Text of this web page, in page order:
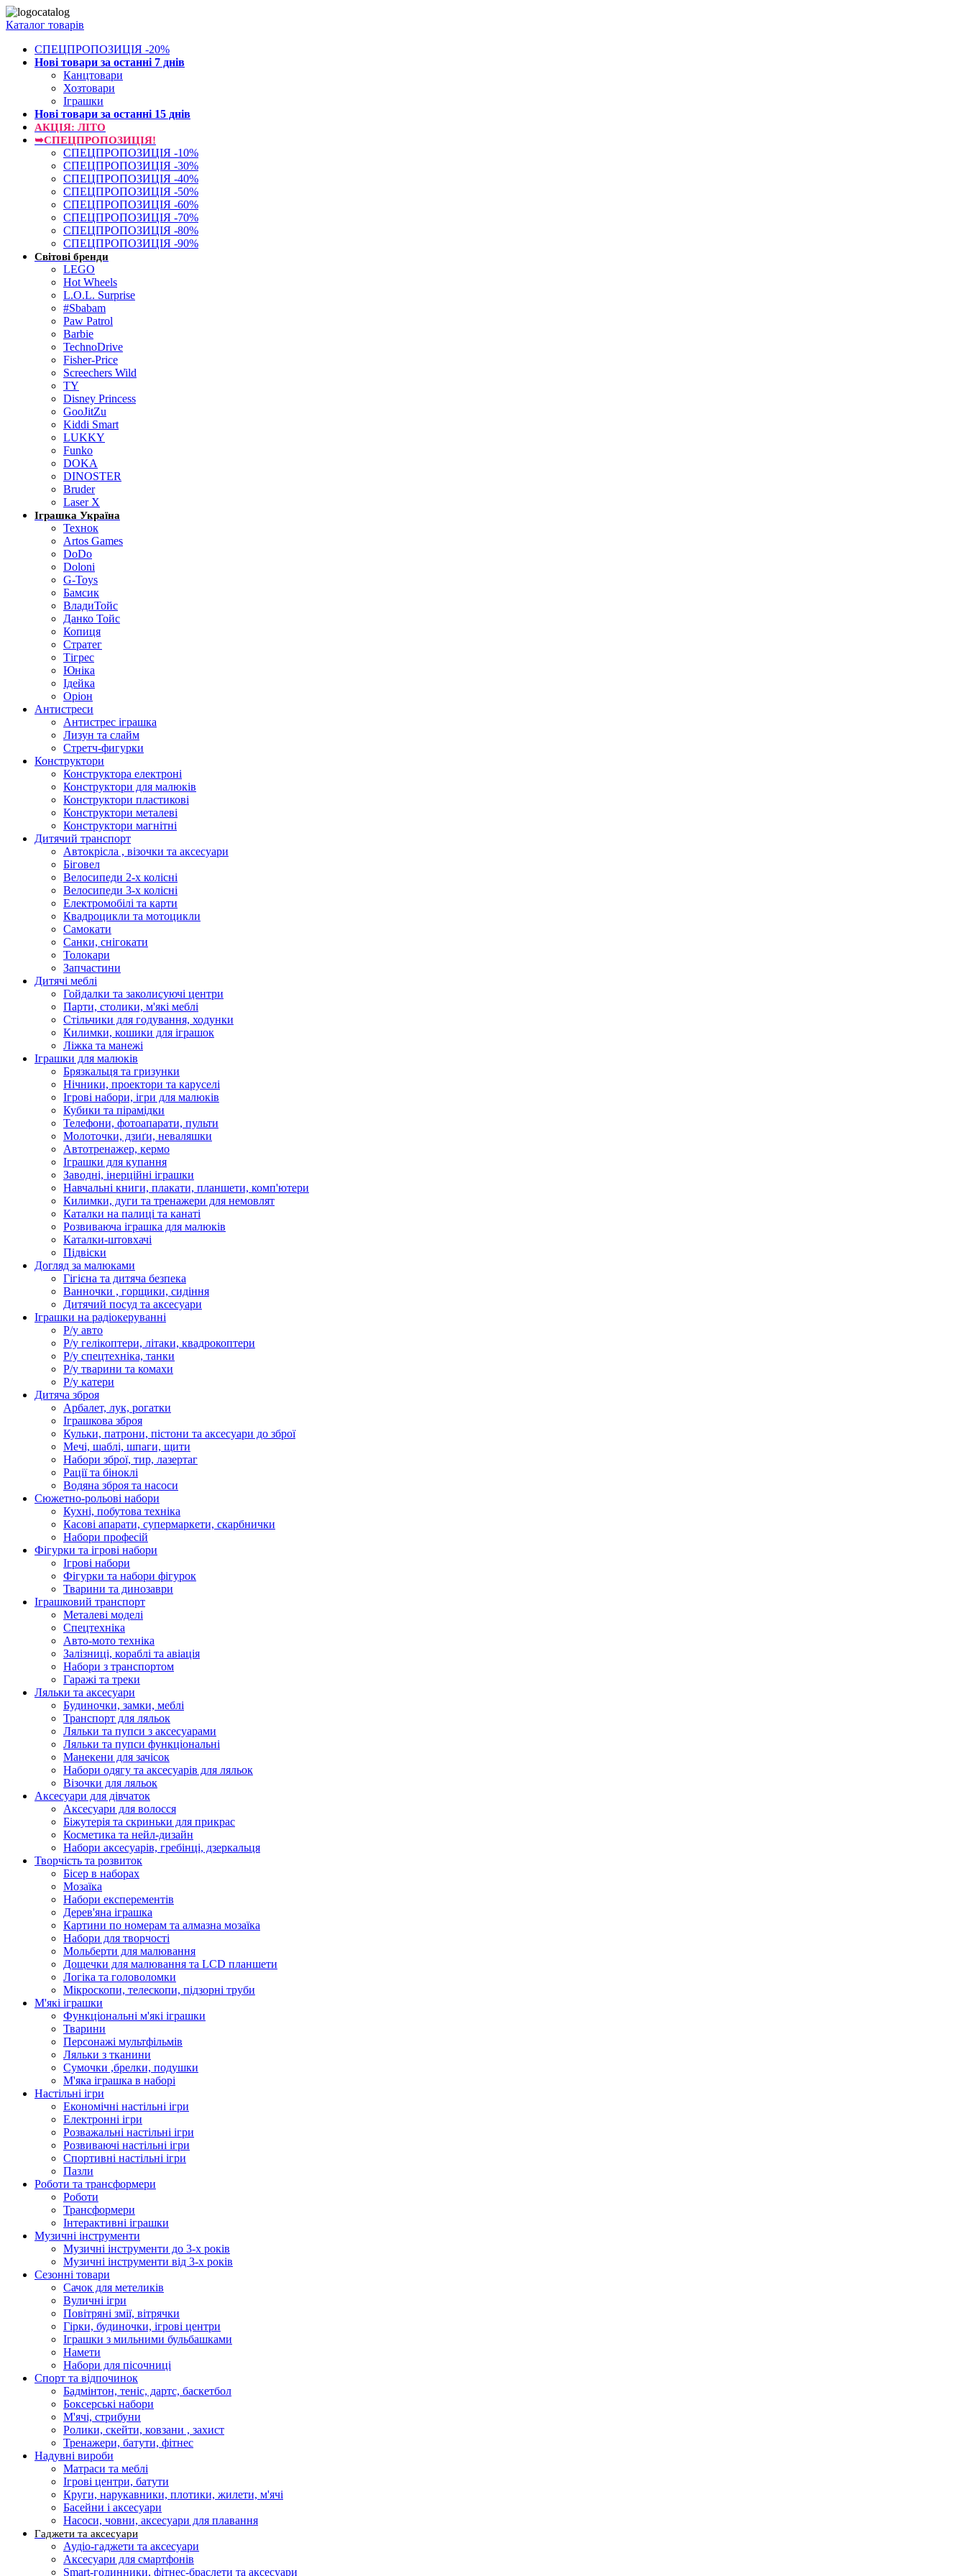
Каталог товарів
СПЕЦПРОПОЗИЦІЯ -20%
Нові товари за останнi 7 днiв
Канцтовари
Хозтовари
Іграшки
Нові товари за останнi 15 днiв
АКЦІЯ: ЛІТО
➥СПЕЦПРОПОЗИЦІЯ!
СПЕЦПРОПОЗИЦІЯ -10%
СПЕЦПРОПОЗИЦІЯ -30%
СПЕЦПРОПОЗИЦІЯ -40%
СПЕЦПРОПОЗИЦІЯ -50%
СПЕЦПРОПОЗИЦІЯ -60%
СПЕЦПРОПОЗИЦІЯ -70%
СПЕЦПРОПОЗИЦІЯ -80%
СПЕЦПРОПОЗИЦІЯ -90%
Світові бренди
LEGO
Hot Wheels
L.O.L. Surprise
#Sbabam
Paw Patrol
Barbie
TechnoDrive
Fisher-Price
Screechers Wild
TY
Disney Princess
GooJitZu
Kiddi Smart
LUKKY
Funko
DOKA
DINOSTER
Bruder
Laser X
Іграшка Україна
Технок
Artos Games
DoDo
Doloni
G-Toys
Бамсик
ВладиТойс
Данко Тойс
Копиця
Стратег
Тігрес
Юніка
Ідейка
Оріон
Антистреси
Антистрес іграшка
Лизун та слайм
Стретч-фигурки
Конструктори
Конструктора електроні
Конструктори для малюків
Конструктори пластикові
Конструктори металеві
Конструктори магнітні
Дитячий транспорт
Автокрісла , візочки та аксесуари
Біговел
Велосипеди 2-х колісні
Велосипеди 3-х колісні
Електромобілі та карти
Квадроцикли та мотоцикли
Самокати
Санки, снігокати
Толокари
Запчастини
Дитячі меблі
Гойдалки та заколисуючі центри
Парти, столики, м'які меблі
Стільчики для годування, ходунки
Килимки, кошики для іграшок
Ліжка та манежі
Іграшки для малюків
Брязкальця та гризунки
Нічники, проектори та каруселі
Ігрові набори, ігри для малюків
Кубики та пірамідки
Телефони, фотоапарати, пульти
Молоточки, дзиґи, неваляшки
Автотренажер, кермо
Іграшки для купання
Заводні, інерційні іграшки
Навчальні книги, плакати, планшети, комп'ютери
Килимки, дуги та тренажери для немовлят
Каталки на палиці та канаті
Розвиваюча іграшка для малюків
Каталки-штовхачі
Підвіски
Догляд за малюками
Гігієна та дитяча безпека
Ванночки , горщики, сидіння
Дитячий посуд та аксесуари
Іграшки на радіокеруванні
Р/у авто
Р/у гелікоптери, літаки, квадрокоптери
Р/у спецтехніка, танки
Р/у тварини та комахи
Р/у катери
Дитяча зброя
Арбалет, лук, рогатки
Іграшкова зброя
Кульки, патрони, пістони та аксесуари до зброї
Мечі, шаблі, шпаги, щити
Набори зброї, тир, лазертаг
Рації та біноклі
Водяна зброя та насоси
Сюжетно-рольові набори
Кухні, побутова техніка
Касові апарати, супермаркети, скарбнички
Набори професій
Фігурки та ігрові набори
Ігрові набори
Фігурки та набори фігурок
Тварини та динозаври
Іграшковий транспорт
Металеві моделі
Спецтехніка
Авто-мото техніка
Залізниці, кораблі та авіація
Набори з транспортом
Гаражі та треки
Ляльки та аксесуари
Будиночки, замки, меблі
Транспорт для ляльок
Ляльки та пупси з аксесуарами
Ляльки та пупси функціональні
Манекени для зачісок
Набори одягу та аксесуарів для ляльок
Візочки для ляльок
Аксесуари для дівчаток
Аксесуари для волосся
Біжутерія та скриньки для прикрас
Косметика та нейл-дизайн
Набори аксесуарів, гребінці, дзеркальця
Творчість та розвиток
Бісер в наборах
Мозаїка
Набори експерементів
Дерев'яна іграшка
Картини по номерам та алмазна мозаїка
Набори для творчості
Мольберти для малювання
Дощечки для малювання та LCD планшети
Логіка та головоломки
Мікроскопи, телескопи, підзорні труби
М'які іграшки
Функціональні м'які іграшки
Тварини
Персонажі мультфільмів
Ляльки з тканини
Сумочки ,брелки, подушки
М'яка іграшка в наборі
Настільні ігри
Економічні настільні ігри
Електронні ігри
Розважальні настільні ігри
Розвиваючі настільні ігри
Спортивні настільні ігри
Пазли
Роботи та трансформери
Роботи
Трансформери
Інтерактивні іграшки
Музичні інструменти
Музичні інструменти до 3-х років
Музичні інструменти від 3-х років
Сезонні товари
Сачок для метеликів
Вуличні ігри
Повітряні змії, вітрячки
Гірки, будиночки, ігрові центри
Іграшки з мильними бульбашками
Намети
Набори для пісочниці
Спорт та відпочинок
Бадмінтон, теніс, дартс, баскетбол
Боксерські набори
М'ячі, стрибуни
Ролики, скейти, ковзани , захист
Тренажери, батути, фітнес
Надувні вироби
Матраси та меблі
Ігрові центри, батути
Круги, нарукавники, плотики, жилети, м'ячі
Басейни і аксесуари
Насоси, човни, аксесуари для плавання
Гаджети та аксесуари
Аудіо-гаджети та аксесуари
Аксесуари для смартфонів
Smart-годинники, фітнес-браслети та аксесуари